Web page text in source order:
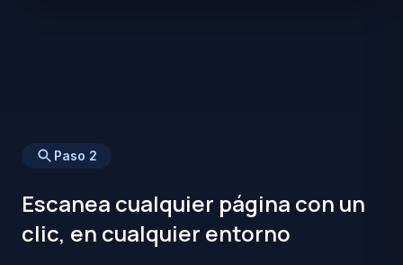
Paso 2
Escanea cualquier página con un
clic, en cualquier entorno